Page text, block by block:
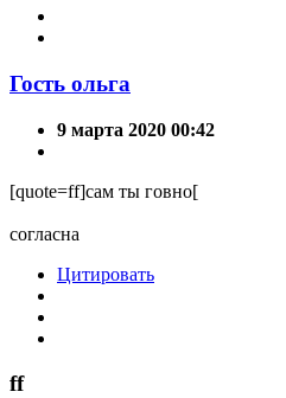
Гость ольга
9 марта 2020 00:42
[quote=ff]сам ты говно[
согласна
Цитировать
ff